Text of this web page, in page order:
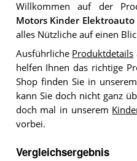
Willkommen auf der
Motors Kinder Elektroauto
alles Nützliche auf einen
Ausführliche Produktdetails
helfen Ihnen das richtige
Shop finden Sie in unserem
kann Sie doch nicht ganz
doch mal in unserem
vorbei.
Vergleichsergebnis